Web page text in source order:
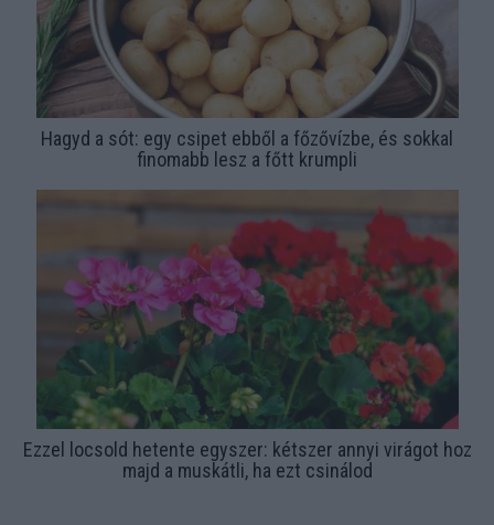
Hagyd a sót: egy csipet ebből a főzővízbe, és sokkal
finomabb lesz a főtt krumpli
Ezzel locsold hetente egyszer: kétszer annyi virágot hoz
majd a muskátli, ha ezt csinálod